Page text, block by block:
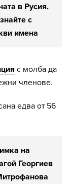
в Русия.
с
имена
с молба да
членове.
едва от 56
на
Георгиев